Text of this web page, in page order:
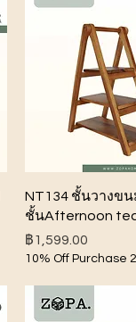
ดูข้อมูล
NT134 ชั้นวางขน
ชั้นAfternoon
ราคา
฿1,599.00
10% Off Purchase